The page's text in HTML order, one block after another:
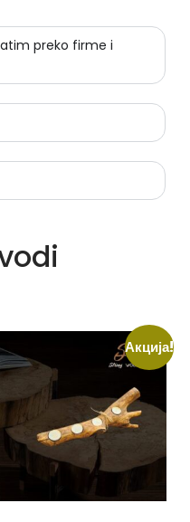
preko firme i
Акција!